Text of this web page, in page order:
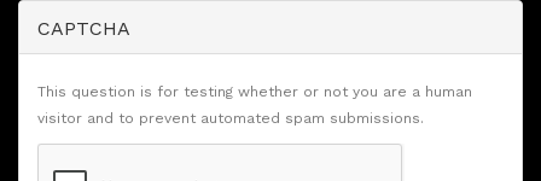
CAPTCHA
This question is for testing whether or not you are a human
visitor and to prevent automated spam submissions.